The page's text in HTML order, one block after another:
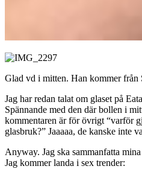
Glad vd i mitten. Han kommer från
Jag har redan talat om glaset på
Spännande med den där bollen i
kommentaren är för övrigt “varför
glasbruk?” Jaaaaa, de kanske inte
Anyway. Jag ska sammanfatta
Jag kommer landa i sex trender: